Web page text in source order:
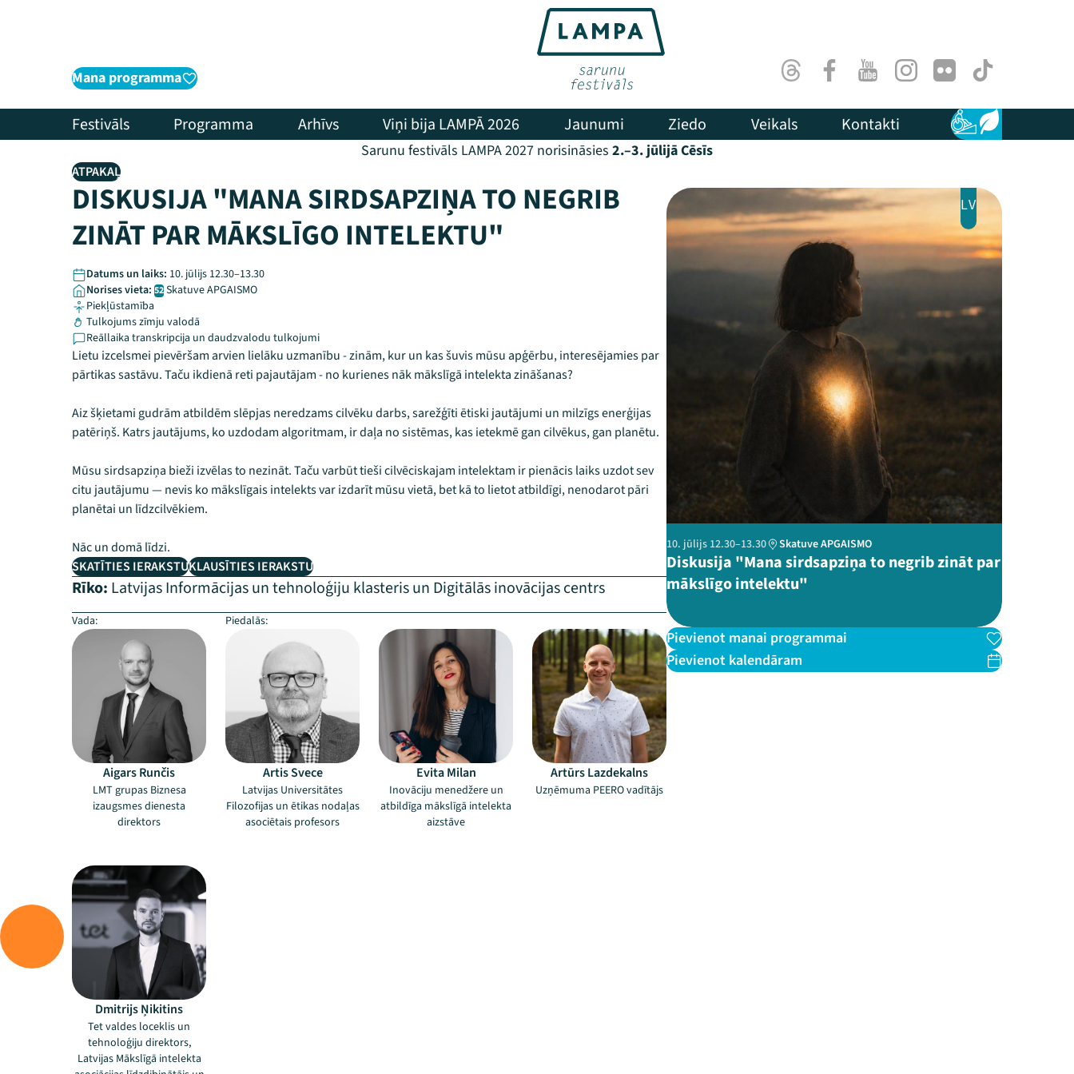
Mana programma ThreadsFacebookYoutubeInstagram
Flick TikTok
Festivāls Programma Arhīvs Viņi bija LAMPĀ 2026 Jaunumi Ziedo Veikals Kontakti Pieejamība
Ilgtspēja
Sarunu festivāls LAMPA 2027 norisināsies 2.–3. jūlijā Cēsīs
ATPAKAĻ
DISKUSIJA "MANA SIRDSAPZIŅA TO NEGRIB
ZINĀT ​PAR MĀKSLĪGO INTELEKTU"
Datums un laiks: 10. jūlijs 12.30–13.30
Norises vieta: 52Skatuve APGAISMO
Piekļūstamība
Tulkojums zīmju valodā
Reāllaika transkripcija un daudzvalodu tulkojumi
Lietu izcelsmei pievēršam arvien lielāku uzmanību - zinām, kur un kas šuvis mūsu apģērbu, interesējamies par
pārtikas sastāvu. Taču ikdienā reti pajautājam - no kurienes nāk mākslīgā intelekta zināšanas?​
Aiz šķietami gudrām atbildēm slēpjas neredzams cilvēku darbs, sarežģīti ētiski jautājumi un milzīgs enerģijas
patēriņš. Katrs jautājums, ko uzdodam algoritmam, ir daļa no sistēmas, kas ietekmē gan cilvēkus, gan planētu.​
Mūsu sirdsapziņa bieži izvēlas to nezināt. Taču varbūt tieši cilvēciskajam intelektam ir pienācis laiks uzdot sev
citu jautājumu — nevis ko mākslīgais intelekts var izdarīt mūsu vietā, bet kā to lietot atbildīgi, nenodarot pāri
planētai un līdzcilvēkiem.​
Nāc un domā līdzi.
SKATĪTIES IERAKSTUKLAUSĪTIES IERAKSTU
Rīko: Latvijas Informācijas un tehnoloģiju klasteris un Digitālās inovācijas centrs
Vada:
Aigars Runčis
LMT grupas Biznesa
izaugsmes dienesta
direktors
Piedalās:
Artis Svece
Latvijas Universitātes
Filozofijas un ētikas nodaļas
asociētais profesors
Evita Milan
Inovāciju menedžere un
atbildīga mākslīgā intelekta
aizstāve
Artūrs Lazdekalns
Uzņēmuma PEERO vadītājs
Dmitrijs Ņikitins
Tet valdes loceklis un
tehnoloģiju direktors,
Latvijas Mākslīgā intelekta
LV
10. jūlijs 12.30–13.30 Skatuve APGAISMO
Diskusija "Mana sirdsapziņa to negrib zināt ​par
mākslīgo intelektu"
Pievienot manai programmai
Pievienot kalendāram